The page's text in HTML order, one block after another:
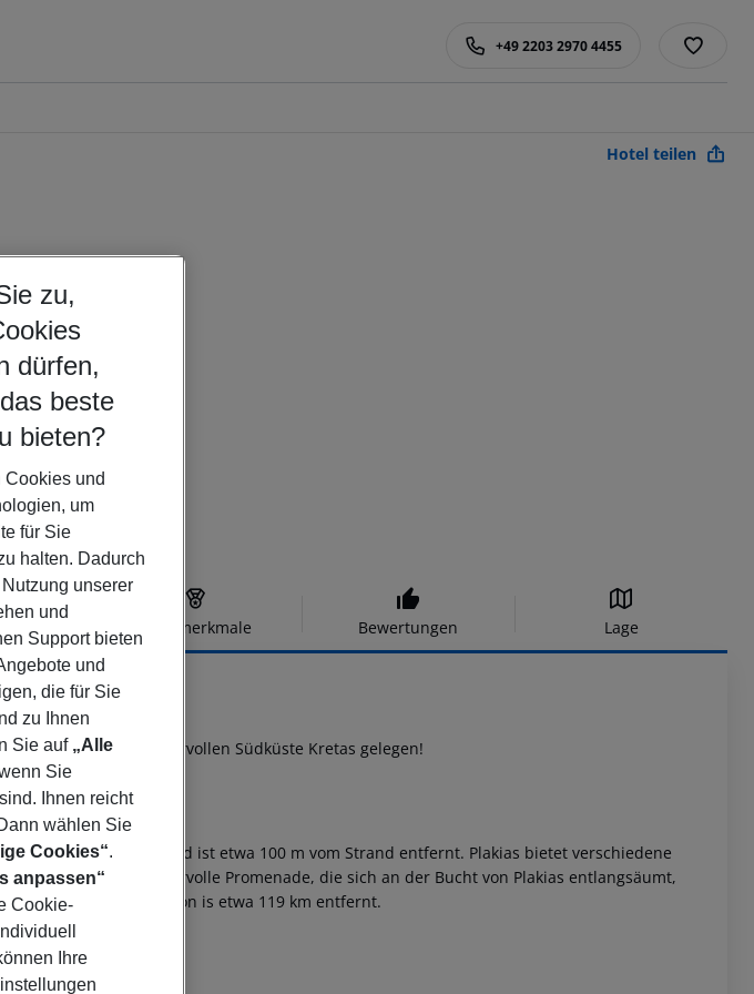
+49 2203 2970 4455
Hotel teilen
Hotelmerkmale Bewertungen Lage
an der wundervollen Südküste Kretas gelegen!
Lage im Ort Plakias und ist etwa 100 m vom Strand entfernt. Plakias bietet verschiedene
Die wundervolle Promenade, die sich an der Bucht von Plakias entlangsäumt,
Der Flughafen Heraklion is etwa 119 km entfernt.
zu,
dürfen,
beste
bieten?
und
um
für Sie
halten. Dadurch
unserer
und
Support bieten
und
die für Sie
zu Ihnen
Sie auf „Alle
Sie
Ihnen reicht
wählen Sie
Cookies“.
anpassen“
Cookie-
Ihre